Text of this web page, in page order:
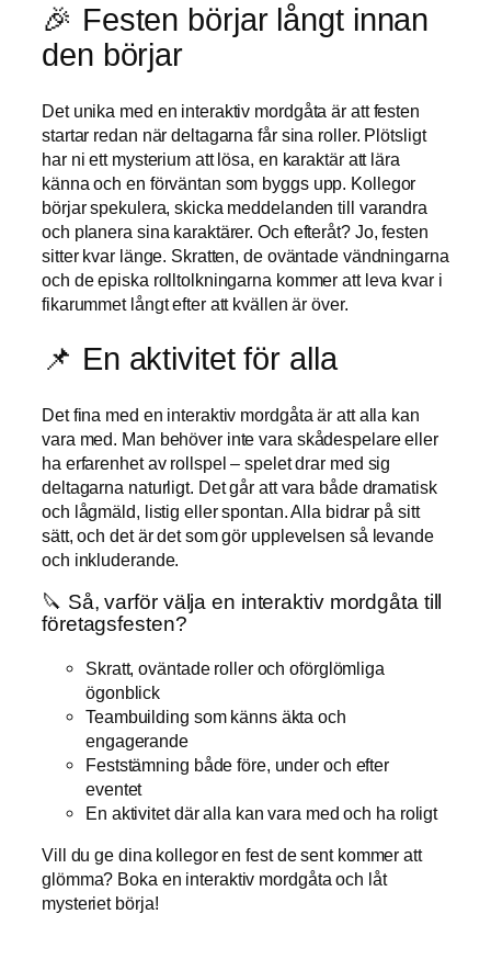
🎉 Festen börjar långt innan
den börjar
Det unika med en interaktiv mordgåta är att festen
startar redan när deltagarna får sina roller. Plötsligt
har ni ett mysterium att lösa, en karaktär att lära
känna och en förväntan som byggs upp. Kollegor
börjar spekulera, skicka meddelanden till varandra
och planera sina karaktärer. Och efteråt? Jo, festen
sitter kvar länge. Skratten, de oväntade vändningarna
och de episka rolltolkningarna kommer att leva kvar i
fikarummet långt efter att kvällen är över.
📌 En aktivitet för alla
Det fina med en interaktiv mordgåta är att alla kan
vara med. Man behöver inte vara skådespelare eller
ha erfarenhet av rollspel – spelet drar med sig
deltagarna naturligt. Det går att vara både dramatisk
och lågmäld, listig eller spontan. Alla bidrar på sitt
sätt, och det är det som gör upplevelsen så levande
och inkluderande.
🔪 Så, varför välja en interaktiv mordgåta till
företagsfesten?
Skratt, oväntade roller och oförglömliga
ögonblick
Teambuilding som känns äkta och
engagerande
Feststämning både före, under och efter
eventet
En aktivitet där alla kan vara med och ha roligt
Vill du ge dina kollegor en fest de sent kommer att
glömma? Boka en interaktiv mordgåta och låt
mysteriet börja!